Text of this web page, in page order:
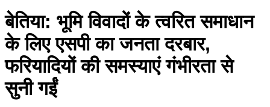
बेतिया: भूमि विवादों के त्वरित समाधान
के लिए एसपी का जनता दरबार,
फरियादियों की समस्याएं गंभीरता से
सुनी गईं